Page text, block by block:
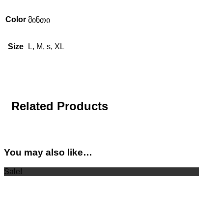
Color მინთი
Size L, M, s, XL
Related Products
You may also like…
Sale!